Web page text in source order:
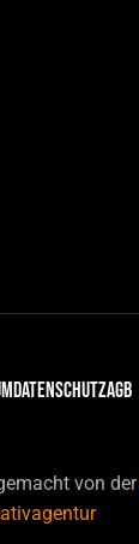
DATENSCHUTZAGB
von der